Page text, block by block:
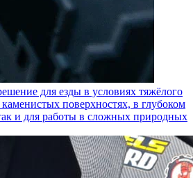
для езды в условиях тяжёлого
поверхностях, в глубоком
и для работы в сложных природных